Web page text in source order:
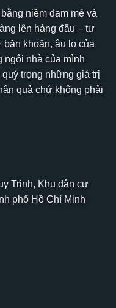
niềm đam mê và
lên hàng đầu – tư
khoăn, âu lo của
ngôi nhà của mình
trọng những giá trị
quả chứ không phải
Trinh, Khu dân cư
phố Hồ Chí Minh